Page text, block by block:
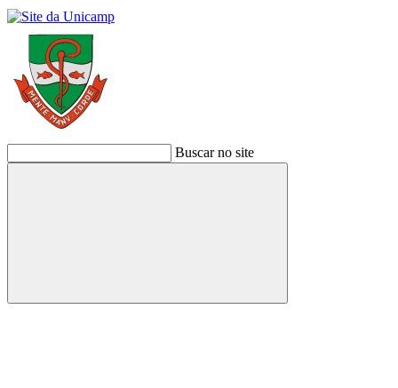
Buscar no site
Buscar